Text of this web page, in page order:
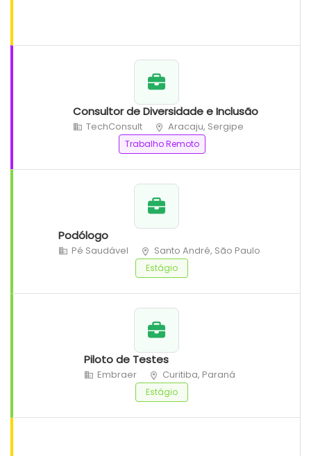
Consultor de Diversidade e Inclusão
TechConsult Aracaju, Sergipe
Trabalho Remoto
Podólogo
Pé Saudável Santo André, São Paulo
Estágio
Piloto de Testes
Embraer Curitiba, Paraná
Estágio